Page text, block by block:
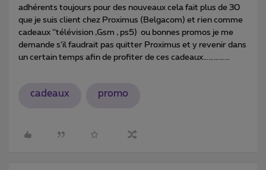
adhérents toujours pour des nouveaux cela fait plus de 30
que je suis client chez Proximus (Belgacom) et rien comme
cadeaux ‘’télévision ,Gsm , ps5) ou bonnes promos je me
demande s’il faudrait pas quitter Proximus et y revenir dans
un certain temps afin de profiter de ces cadeaux…………...
cadeaux promo